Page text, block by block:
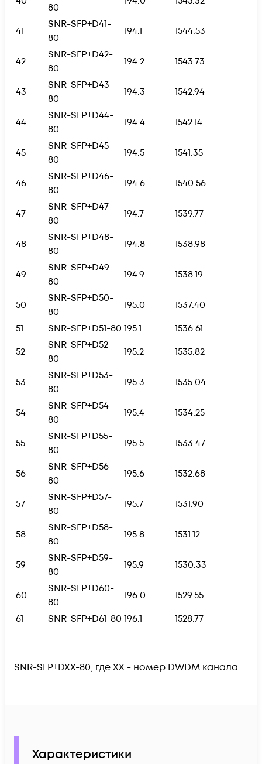
80
41
SNR-SFP+D41-
80
194.1 1544.53
42
SNR-SFP+D42-
80
194.2 1543.73
43
SNR-SFP+D43-
80
194.3 1542.94
44
SNR-SFP+D44-
80
194.4 1542.14
45
SNR-SFP+D45-
80
194.5 1541.35
46
SNR-SFP+D46-
80
194.6 1540.56
47
SNR-SFP+D47-
80
194.7 1539.77
48
SNR-SFP+D48-
80
194.8 1538.98
49
SNR-SFP+D49-
80
194.9 1538.19
50
SNR-SFP+D50-
80
195.0
1537.40
51
SNR-SFP+D51-80 195.1
1536.61
52
SNR-SFP+D52-
80
195.2 1535.82
53
SNR-SFP+D53-
80
195.3 1535.04
54
SNR-SFP+D54-
80
195.4 1534.25
55
SNR-SFP+D55-
80
195.5 1533.47
56
SNR-SFP+D56-
80
195.6 1532.68
57
SNR-SFP+D57-
80
195.7 1531.90
58
SNR-SFP+D58-
80
195.8 1531.12
59
SNR-SFP+D59-
80
195.9 1530.33
60
SNR-SFP+D60-
80
196.0
1529.55
61
SNR-SFP+D61-80 196.1 1528.77
SNR-SFP+DXX-80, где XX - номер DWDM канала.
Характеристики